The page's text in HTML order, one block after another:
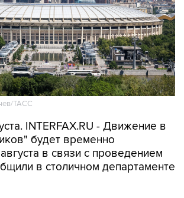
ТАСС
INTERFAX.RU - Движение в
будет временно
в связи с проведением
в столичном департаменте